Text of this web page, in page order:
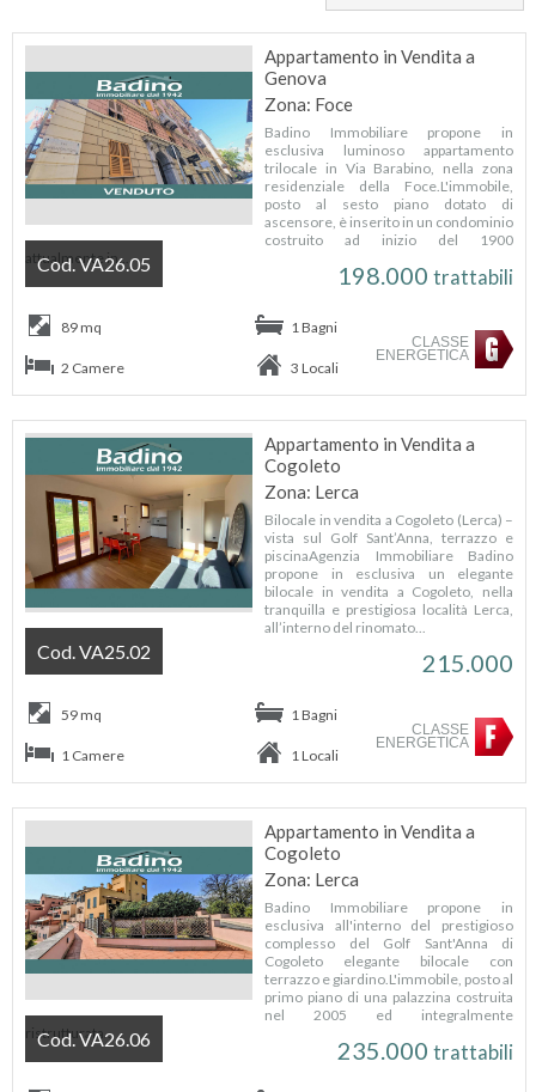
Appartamento in Vendita a
Genova
Zona: Foce
Badino Immobiliare propone in
esclusiva luminoso appartamento
trilocale in Via Barabino, nella zona
residenziale della Foce.L'immobile,
posto al sesto piano dotato di
ascensore, è inserito in un condominio
costruito ad inizio del 1900
attualmente in...
198.000 trattabili
Cod. VA26.05
89 mq 1 Bagni
2 Camere 3 Locali
CLASSE
ENERGETICA
Appartamento in Vendita a
Cogoleto
Zona: Lerca
Bilocale in vendita a Cogoleto (Lerca) –
vista sul Golf Sant’Anna, terrazzo e
piscinaAgenzia Immobiliare Badino
propone in esclusiva un elegante
bilocale in vendita a Cogoleto, nella
tranquilla e prestigiosa località Lerca,
all’interno del rinomato...
215.000
Cod. VA25.02
59 mq 1 Bagni
1 Camere 1 Locali
CLASSE
ENERGETICA
Appartamento in Vendita a
Cogoleto
Zona: Lerca
Badino Immobiliare propone in
esclusiva all'interno del prestigioso
complesso del Golf Sant'Anna di
Cogoleto elegante bilocale con
terrazzo e giardino.L'immobile, posto al
primo piano di una palazzina costruita
nel 2005 ed integralmente
ristrutturata...
235.000 trattabili
Cod. VA26.06